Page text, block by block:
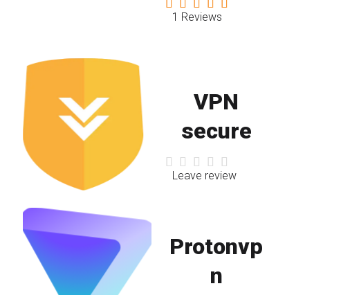
1 Reviews
VPN
secure
Leave review
Protonvp
n